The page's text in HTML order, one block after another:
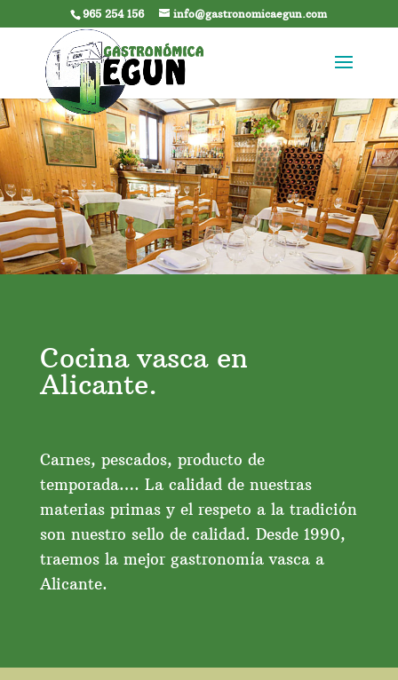
965 254 156 info@gastronomicaegun.com
Cocina vasca en
Alicante.
Carnes, pescados, producto de
temporada…. La calidad de nuestras
materias primas y el respeto a la tradición
son nuestro sello de calidad. Desde 1990,
traemos la mejor gastronomía vasca a
Alicante.